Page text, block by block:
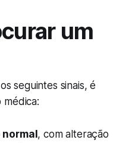
um
seguintes sinais, é
médica:
normal, com alteração